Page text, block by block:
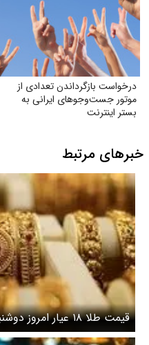
درخواست بازگرداندن تعدادی از
موتور جست‌وجوهای ایرانی به
بستر اینترنت
خبرهای مرتبط
قیمت طلا ۱۸ عیار امروز دوشنبه ۱۱ خرداد ۱۴۰۵/ افزایش قیمت